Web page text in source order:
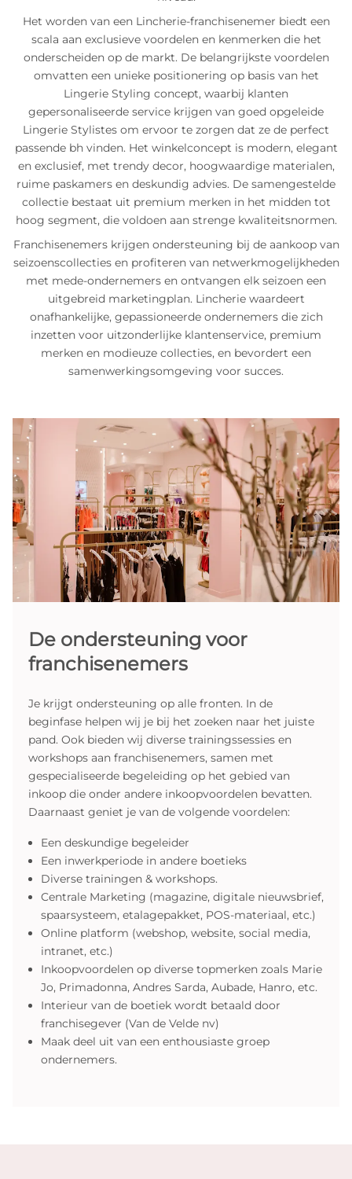
Het worden van een Lincherie-franchisenemer biedt een
scala aan exclusieve voordelen en kenmerken die het
onderscheiden op de markt. De belangrijkste voordelen
omvatten een unieke positionering op basis van het
Lingerie Styling concept, waarbij klanten
gepersonaliseerde service krijgen van goed opgeleide
Lingerie Stylistes om ervoor te zorgen dat ze de perfect
passende bh vinden. Het winkelconcept is modern, elegant
en exclusief, met trendy decor, hoogwaardige materialen,
ruime paskamers en deskundig advies. De samengestelde
collectie bestaat uit premium merken in het midden tot
hoog segment, die voldoen aan strenge kwaliteitsnormen.
Franchisenemers krijgen ondersteuning bij de aankoop van
seizoenscollecties en profiteren van netwerkmogelijkheden
met mede-ondernemers en ontvangen elk seizoen een
uitgebreid marketingplan. Lincherie waardeert
onafhankelijke, gepassioneerde ondernemers die zich
inzetten voor uitzonderlijke klantenservice, premium
merken en modieuze collecties, en bevordert een
samenwerkingsomgeving voor succes.
De ondersteuning voor
franchisenemers
Je krijgt ondersteuning op alle fronten. In de
beginfase helpen wij je bij het zoeken naar het juiste
pand. Ook bieden wij diverse trainingssessies en
workshops aan franchisenemers, samen met
gespecialiseerde begeleiding op het gebied van
inkoop die onder andere inkoopvoordelen bevatten.
Daarnaast geniet je van de volgende voordelen:
Een deskundige begeleider
Een inwerkperiode in andere boetieks
Diverse trainingen & workshops.
Centrale Marketing (magazine, digitale nieuwsbrief,
spaarsysteem, etalagepakket, POS-materiaal, etc.)
Online platform (webshop, website, social media,
intranet, etc.)
Inkoopvoordelen op diverse topmerken zoals Marie
Jo, Primadonna, Andres Sarda, Aubade, Hanro, etc.
Interieur van de boetiek wordt betaald door
franchisegever (Van de Velde nv)
Maak deel uit van een enthousiaste groep
ondernemers.